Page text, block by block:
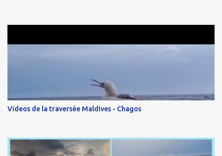
Videos de la traversée Maldives - Chagos